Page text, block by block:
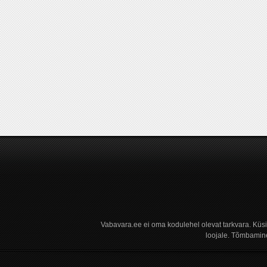
Vabavara.ee ei oma kodulehel olevat tarkvara.
loojale.